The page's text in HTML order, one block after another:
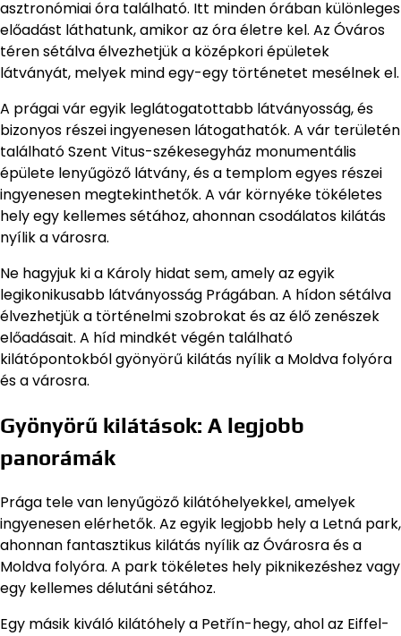
asztronómiai óra található. Itt minden órában különleges
előadást láthatunk, amikor az óra életre kel. Az Óváros
téren sétálva élvezhetjük a középkori épületek
látványát, melyek mind egy-egy történetet mesélnek el.
A prágai vár egyik leglátogatottabb látványosság, és
bizonyos részei ingyenesen látogathatók. A vár területén
található Szent Vitus-székesegyház monumentális
épülete lenyűgöző látvány, és a templom egyes részei
ingyenesen megtekinthetők. A vár környéke tökéletes
hely egy kellemes sétához, ahonnan csodálatos kilátás
nyílik a városra.
Ne hagyjuk ki a Károly hidat sem, amely az egyik
legikonikusabb látványosság Prágában. A hídon sétálva
élvezhetjük a történelmi szobrokat és az élő zenészek
előadásait. A híd mindkét végén található
kilátópontokból gyönyörű kilátás nyílik a Moldva folyóra
és a városra.
Gyönyörű kilátások: A legjobb
panorámák
Prága tele van lenyűgöző kilátóhelyekkel, amelyek
ingyenesen elérhetők. Az egyik legjobb hely a Letná park,
ahonnan fantasztikus kilátás nyílik az Óvárosra és a
Moldva folyóra. A park tökéletes hely piknikezéshez vagy
egy kellemes délutáni sétához.
Egy másik kiváló kilátóhely a Petřín-hegy, ahol az Eiffel-